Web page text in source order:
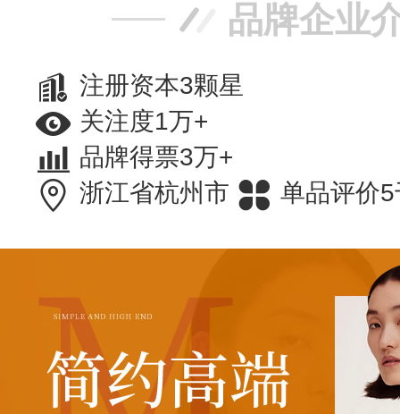
品牌企业
注册资本3颗星
关注度1万+
品牌得票3万+
浙江省杭州市
单品评价5